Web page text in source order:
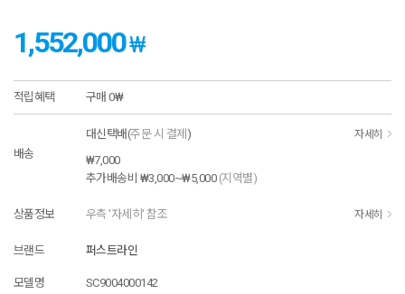
1,552,000₩
적립혜택 구매 0₩
배송
대신택배(주문 시 결제 ) 자세히
₩7,000
추가배송비 ₩3,000~₩5,000 (지역별)
상품정보 우측 '자세히' 참조 자세히
브랜드 퍼스트라인
모델명 SC9004000142